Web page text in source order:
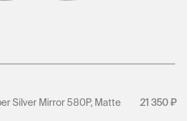
Silver Mirror 580P, Matte
21 350